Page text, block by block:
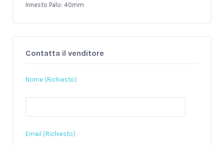
Innesto Palo: 40mm
Contatta il venditore
Nome (Richiesto)
Email (Richiesto)